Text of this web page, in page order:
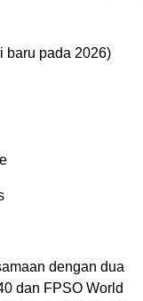
baru pada 2026)
dengan dua
dan FPSO World